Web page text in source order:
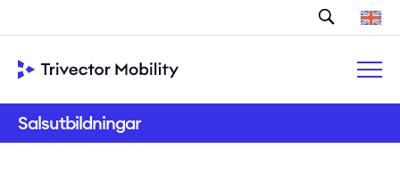
Sök
Salsutbildningar